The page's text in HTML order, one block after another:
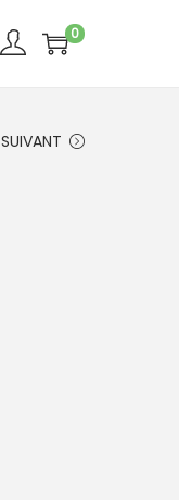
0
SUIVANT